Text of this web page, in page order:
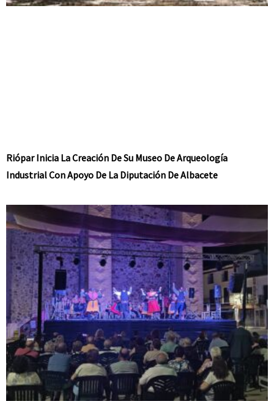
Riópar Inicia La Creación De Su Museo De Arqueología
Industrial Con Apoyo De La Diputación De Albacete